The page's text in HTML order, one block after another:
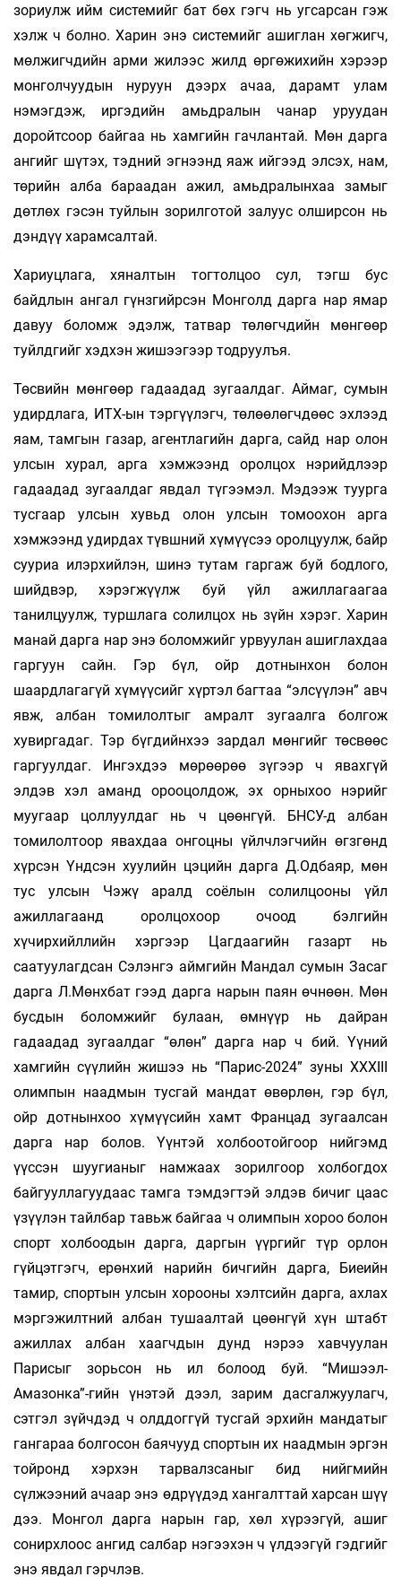
зориулж ийм системийг бат бөх гэгч нь угсарсан гэж
хэлж ч болно. Харин энэ системийг ашиглан хөгжигч,
мөлжигчдийн арми жилээс жилд өргөжихийн хэрээр
монголчуудын нуруун дээрх ачаа, дарамт улам
нэмэгдэж, иргэдийн амьдралын чанар уруудан
доройтсоор байгаа нь хамгийн гачлантай. Мөн дарга
ангийг шүтэх, тэдний эгнээнд яаж ийгээд элсэх, нам,
төрийн алба бараадан ажил, амьдралынхаа замыг
дөтлөх гэсэн туйлын зорилготой залуус олширсон нь
дэндүү харамсалтай.
Хариуцлага, хяналтын тогтолцоо сул, тэгш бус
байдлын ангал гүнзгийрсэн Монголд дарга нар ямар
давуу боломж эдэлж, татвар төлөгчдийн мөнгөөр
туйлдгийг хэдхэн жишээгээр тодруулъя.
Төсвийн мөнгөөр гадаадад зугаалдаг. Аймаг, сумын
удирдлага, ИТХ-ын тэргүүлэгч, төлөөлөгчдөөс эхлээд
яам, тамгын газар, агентлагийн дарга, сайд нар олон
улсын хурал, арга хэмжээнд оролцох нэрийдлээр
гадаадад зугаалдаг явдал түгээмэл. Мэдээж туурга
тусгаар улсын хувьд олон улсын томоохон арга
хэмжээнд удирдах түвшний хүмүүсээ оролцуулж, байр
сууриа илэрхийлэн, шинэ тутам гаргаж буй бодлого,
шийдвэр, хэрэгжүүлж буй үйл ажиллагаагаа
танилцуулж, туршлага солилцох нь зүйн хэрэг. Харин
манай дарга нар энэ боломжийг урвуулан ашиглахдаа
гаргуун сайн. Гэр бүл, ойр дотнынхон болон
шаардлагагүй хүмүүсийг хүртэл багтаа “элсүүлэн” авч
явж, албан томилолтыг амралт зугаалга болгож
хувиргадаг. Тэр бүгдийнхээ зардал мөнгийг төсвөөс
гаргуулдаг. Ингэхдээ мөрөөрөө зүгээр ч явахгүй
элдэв хэл аманд орооцолдож, эх орныхоо нэрийг
муугаар цоллуулдаг нь ч цөөнгүй. БНСУ-д албан
томилолтоор явахдаа онгоцны үйлчлэгчийн өгзгөнд
хүрсэн Үндсэн хуулийн цэцийн дарга Д.Одбаяр, мөн
тус улсын Чэжү аралд соёлын солилцооны үйл
ажиллагаанд оролцохоор очоод бэлгийн
хүчирхийллийн хэргээр Цагдаагийн газарт нь
саатуулагдсан Сэлэнгэ аймгийн Мандал сумын Засаг
дарга Л.Мөнхбат гээд дарга нарын паян өчнөөн. Мөн
бусдын боломжийг булаан, өмнүүр нь дайран
гадаадад зугаалдаг “өлөн” дарга нар ч бий. Үүний
хамгийн сүүлийн жишээ нь “Парис-2024” зуны XXXIII
олимпын наадмын тусгай мандат өвөрлөн, гэр бүл,
ойр дотнынхоо хүмүүсийн хамт Францад зугаалсан
дарга нар болов. Үүнтэй холбоотойгоор нийгэмд
үүссэн шуугианыг намжаах зорилгоор холбогдох
байгууллагуудаас тамга тэмдэгтэй элдэв бичиг цаас
үзүүлэн тайлбар тавьж байгаа ч олимпын хороо болон
спорт холбоодын дарга, даргын үүргийг түр орлон
гүйцэтгэгч, ерөнхий нарийн бичгийн дарга, Биеийн
тамир, спортын улсын хорооны хэлтсийн дарга, ахлах
мэргэжилтний албан тушаалтай цөөнгүй хүн штабт
ажиллах албан хаагчдын дунд нэрээ хавчуулан
Парисыг зорьсон нь ил болоод буй. “Мишээл-
Амазонка”-гийн үнэтэй дээл, зарим дасгалжуулагч,
сэтгэл зүйчдэд ч олддоггүй тусгай эрхийн мандатыг
гангараа болгосон баячууд спортын их наадмын эргэн
тойронд хэрхэн тарвалзсаныг бид нийгмийн
сүлжээний ачаар энэ өдрүүдэд хангалттай харсан шүү
дээ. Монгол дарга нарын гар, хөл хүрээгүй, ашиг
сонирхлоос ангид салбар нэгээхэн ч үлдээгүй гэдгийг
энэ явдал гэрчлэв.